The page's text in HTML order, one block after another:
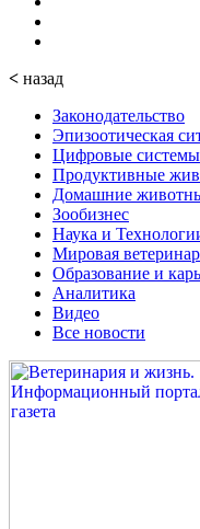
< назад
Законодательство
Эпизоотическая
Цифровые системы
Продуктивные
Домашние
Зообизнес
Наука и
Мировая
Образование и
Аналитика
Видео
Все новости